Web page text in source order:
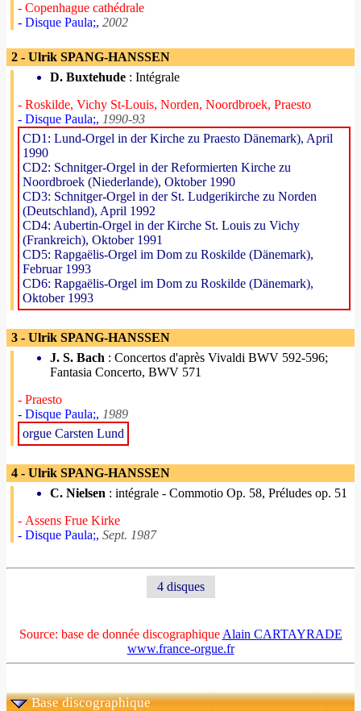
- Copenhague cathédrale
- Disque Paula;, 2002
2 - Ulrik SPANG-HANSSEN
D. Buxtehude : Intégrale
- Roskilde, Vichy St-Louis, Norden, Noordbroek, Praesto
- Disque Paula;, 1990-93
CD1: Lund-Orgel in der Kirche zu Praesto Dänemark), April
1990
CD2: Schnitger-Orgel in der Reformierten Kirche zu
Noordbroek (Niederlande), Oktober 1990
CD3: Schnitger-Orgel in der St. Ludgerikirche zu Norden
(Deutschland), April 1992
CD4: Aubertin-Orgel in der Kirche St. Louis zu Vichy
(Frankreich), Oktober 1991
CD5: Rapgaëlis-Orgel im Dom zu Roskilde (Dänemark),
Februar 1993
CD6: Rapgaëlis-Orgel im Dom zu Roskilde (Dänemark),
Oktober 1993
3 - Ulrik SPANG-HANSSEN
J. S. Bach : Concertos d'après Vivaldi BWV 592-596;
Fantasia Concerto, BWV 571
- Praesto
- Disque Paula;, 1989
orgue Carsten Lund
4 - Ulrik SPANG-HANSSEN
C. Nielsen : intégrale - Commotio Op. 58, Préludes op. 51
- Assens Frue Kirke
- Disque Paula;, Sept. 1987
4 disques
Source: base de donnée discographique Alain CARTAYRADE
www.france-orgue.fr
Base discographique